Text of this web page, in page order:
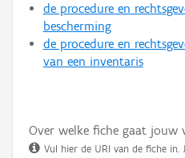
de procedure en
bescherming
de procedure en
van een inventaris
Over welke fiche gaat jouw
Vul hier de URI van de fiche in.